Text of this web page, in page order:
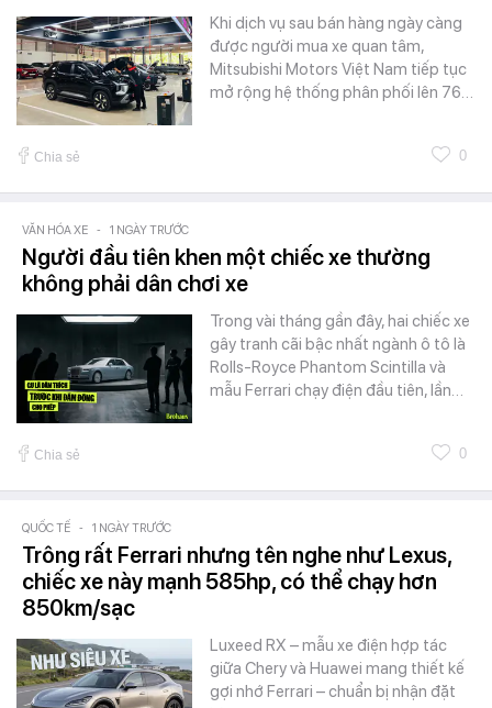
Khi dịch vụ sau bán hàng ngày càng
được người mua xe quan tâm,
Mitsubishi Motors Việt Nam tiếp tục
mở rộng hệ thống phân phối lên 76…
Chia sẻ 0
VĂN HÓA XE - 1 NGÀY TRƯỚC
Người đầu tiên khen một chiếc xe thường
không phải dân chơi xe
Trong vài tháng gần đây, hai chiếc xe
gây tranh cãi bậc nhất ngành ô tô là
Rolls-Royce Phantom Scintilla và
mẫu Ferrari chạy điện đầu tiên, lần…
Chia sẻ 0
QUỐC TẾ - 1 NGÀY TRƯỚC
Trông rất Ferrari nhưng tên nghe như Lexus,
chiếc xe này mạnh 585hp, có thể chạy hơn
850km/sạc
Luxeed RX – mẫu xe điện hợp tác
giữa Chery và Huawei mang thiết kế
gợi nhớ Ferrari – chuẩn bị nhận đặt